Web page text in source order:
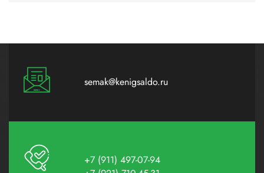
semak@kenigsaldo.ru
+7 (911) 497-07-94